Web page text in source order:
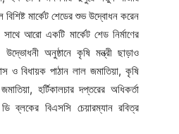
বিশিষ্ট মার্কেট শেডের শুভ উদ্বোধন করেন
আরো একটি মার্কেট শেড নির্মাণের
অনুষ্ঠানে কৃষি মন্ত্রী ছাড়াও
ও বিধায়ক পাঠান লাল জমাতিয়া, কৃষি
হর্টিকালচার দপ্তরের অধিকর্তা
বিএসসি চেয়ারম্যান রবিত্র